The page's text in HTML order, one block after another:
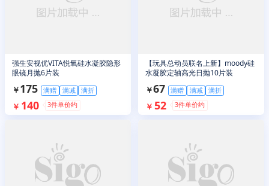
强生安视优VITA悦氧硅水凝胶隐形
眼镜月抛6片装
￥175 满赠 满减 满折
￥ 140 3件单价约
【玩具总动员联名上新】moody硅
水凝胶定轴高光日抛10片装
￥67 满赠 满减 满折
￥ 52 3件单价约